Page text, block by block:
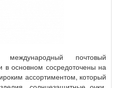
международный почтовый
в основном сосредоточены на
ассортиментом, который